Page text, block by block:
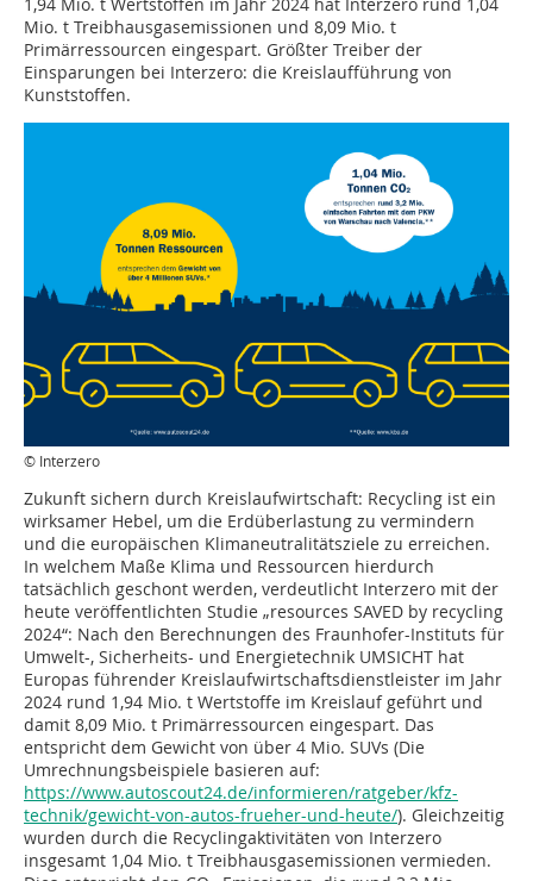
Mio. t Treibhausgasemissionen und 8,09 Mio. t
Primärressourcen eingespart. Größter Treiber der
Einsparungen bei Interzero: die Kreislaufführung von
Kunststoffen.
© Interzero
Zukunft sichern durch Kreislaufwirtschaft: Recycling ist ein
wirksamer Hebel, um die Erdüberlastung zu vermindern
und die europäischen Klimaneutralitätsziele zu erreichen.
In welchem Maße Klima und Ressourcen hierdurch
tatsächlich geschont werden, verdeutlicht Interzero mit der
heute veröffentlichten Studie „resources SAVED by recycling
2024“: Nach den Berechnungen des Fraunhofer-Instituts für
Umwelt-, Sicherheits- und Energietechnik UMSICHT hat
Europas führender Kreislaufwirtschaftsdienstleister im Jahr
2024 rund 1,94 Mio. t Wertstoffe im Kreislauf geführt und
damit 8,09 Mio. t Primärressourcen eingespart. Das
entspricht dem Gewicht von über 4 Mio. SUVs (Die
Umrechnungsbeispiele basieren auf:
https://www.autoscout24.de/informieren/ratgeber/kfz-
technik/gewicht-von-autos-frueher-und-heute/). Gleichzeitig
wurden durch die Recyclingaktivitäten von Interzero
insgesamt 1,04 Mio. t Treibhausgasemissionen vermieden.